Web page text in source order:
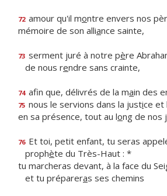
72 amour qu'il montre envers nos
mémoire de son alliance sainte,
73 serment juré à notre père
de nous rendre sans crainte,
74 afin que, délivrés de la main des
75 nous le servions dans la justice et
en sa présence, tout au long de nos
76 Et toi, petit enfant, tu seras
prophète du Très-Haut : *
tu marcheras devant, à la face du
et tu prépareras ses chemins